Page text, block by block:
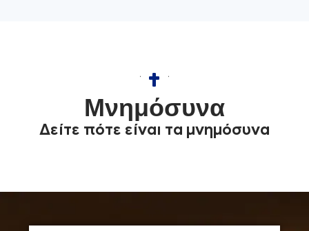
Μνημόσυνα
Δείτε πότε είναι τα μνημόσυνα